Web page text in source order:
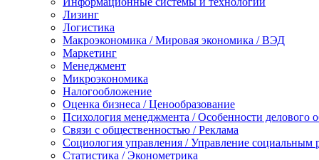
Лизинг
Логистика
Макроэкономика / Мировая экономика / ВЭД
Маркетинг
Менеджмент
Микроэкономика
Налогообложение
Оценка бизнеса / Ценообразование
Психология менеджмента / Особенности делового
Связи с общественностью / Реклама
Социология управления / Управление социальным
Статистика / Эконометрика